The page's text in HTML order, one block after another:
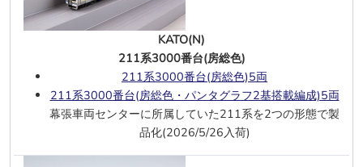
193 568-3 特別塗装 エポックⅥ
DCC・サウンド
Plan V 近郊型電車 2両 NS エポックⅣ
フライシュマン(N)
Flix Train 客車 2両 エポックⅥ(セット
1)
Wascosa T3000e 連接ポケットワゴン
エポックⅥ
KATO(N)
211系3000番台(房総色)
211系3000番台(房総色)5両
211系3000番台(房総色・パンタグラフ2基搭載編成)5両
幕張車両センターに所属していた211系を2つの形態で製
品化(2026/5/26入荷)